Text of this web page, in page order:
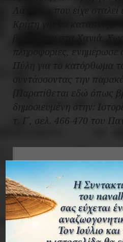
Λάττας – που είχε
βρισκόταν στα Χανιά.
πληροφορίες, ενημέρωσε
Πύλη για το κατόρθωμα
συντάσσοντας την
[Παρατίθεται εδώ όπως
δημοσιευμένη στην:
τ. Γ΄, σελ. 466-470 του
«Το ΑΡΚΑΔΙΟΝ, το
μήνες μετέφερε στην
τρόφιμα και
παρατηρήθηκε
Ρουμέλη τη νύκτα της
ΙΤΖΕΔΔΙΝ, πλοίο του